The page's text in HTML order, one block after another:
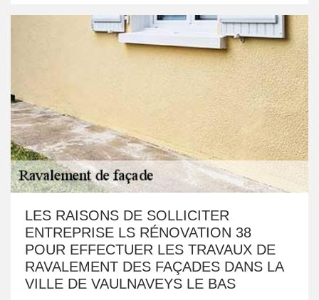
LES RAISONS DE SOLLICITER
ENTREPRISE LS RÉNOVATION 38
POUR EFFECTUER LES TRAVAUX DE
RAVALEMENT DES FAÇADES DANS LA
VILLE DE VAULNAVEYS LE BAS